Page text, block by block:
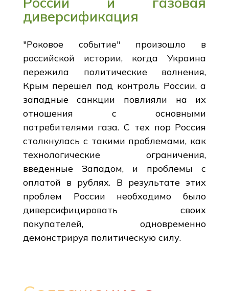
диверсификация
"Роковое событие" произошло в
российской истории, когда Украина
пережила политические волнения,
Крым перешел под контроль России, а
западные санкции повлияли на их
отношения с основными
потребителями газа. С тех пор Россия
столкнулась с такими проблемами, как
технологические ограничения,
введенные Западом, и проблемы с
оплатой в рублях. В результате этих
проблем России необходимо было
диверсифицировать своих
покупателей, одновременно
демонстрируя политическую силу.